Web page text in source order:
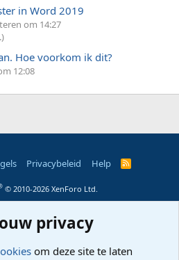
in Word 2019
om 14:27
Hoe voorkom ik dit?
12:08
Privacybeleid Help
R
S
© 2010-2026 XenForo Ltd.
privacy
om deze site te laten